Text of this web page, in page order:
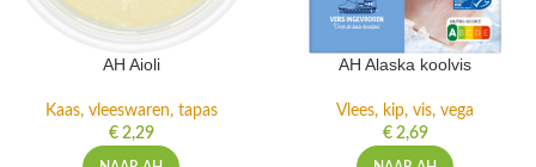
AH Aioli
Kaas, vleeswaren, tapas
€2,29
AH Alaska koolvis
Vlees, kip, vis, vega
€2,69